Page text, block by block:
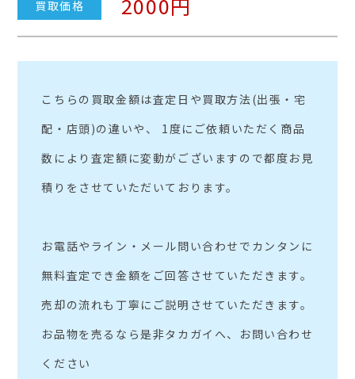
買取価格
こちらの買取金額は査定日や買取方法(出張・宅
配・店頭)の違いや、 1度にご依頼いただく商品
数により査定額に変動がございますので都度お見
積りをさせていただいております。
お電話やライン・メール問い合わせでカンタンに
無料査定でき金額をご回答させていただきます。
売却の流れも丁寧にご説明させていただきます。
お品物を売るなら是非タカガイへ、お問い合わせ
ください